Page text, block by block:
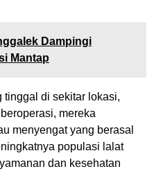
Dampingi
Mantap
tinggal di sekitar lokasi,
mereka
menyengat yang berasal
populasi lalat
dan kesehatan